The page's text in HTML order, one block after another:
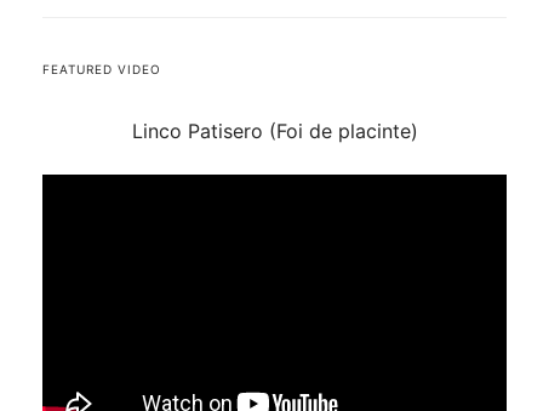
FEATURED VIDEO
Linco Patisero (Foi de placinte)